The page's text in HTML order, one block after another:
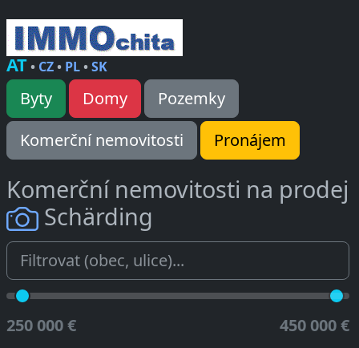
AT• CZ• PL•SK
Byty Domy
Pozemky
Komerční nemovitosti
Pronájem
Komerční nemovitosti na prodej
Schärding
250 000 € 450 000 €